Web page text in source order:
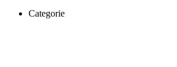
Categorie